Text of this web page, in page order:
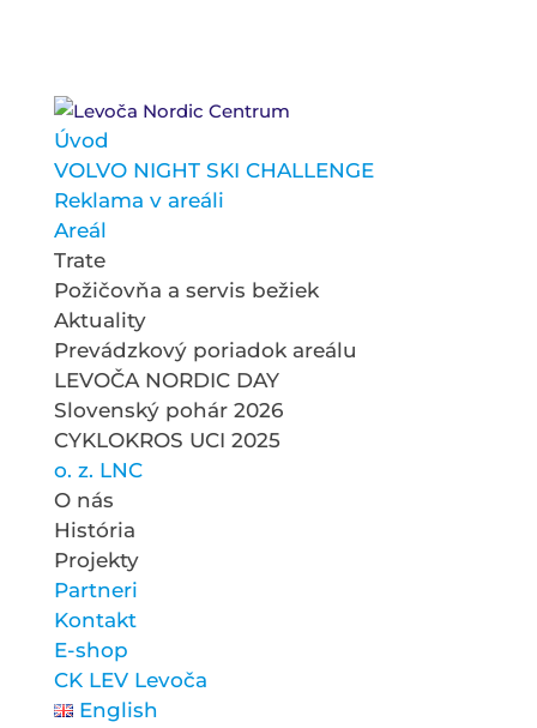
Úvod
VOLVO NIGHT SKI CHALLENGE
Reklama v areáli
Areál
Trate
Požičovňa a servis bežiek
Aktuality
Prevádzkový poriadok areálu
LEVOČA NORDIC DAY
Slovenský pohár 2026
CYKLOKROS UCI 2025
o. z. LNC
O nás
História
Projekty
Partneri
Kontakt
E-shop
CK LEV Levoča
English